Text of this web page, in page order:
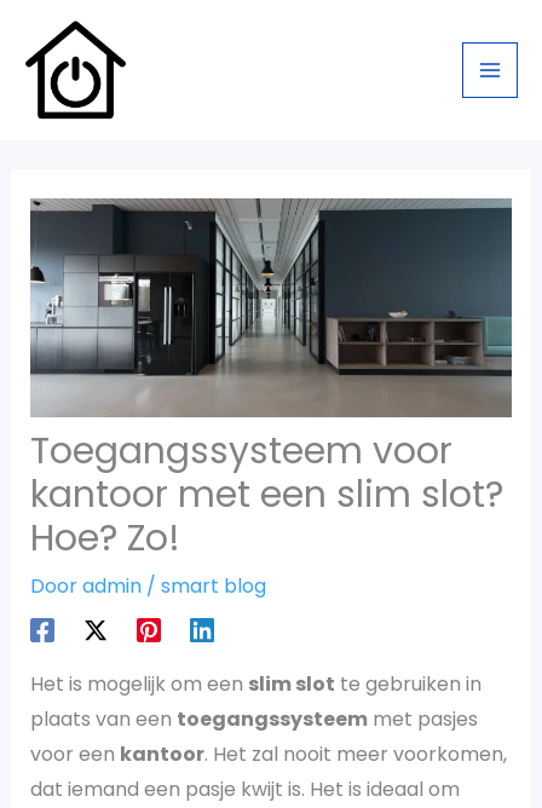
naar
inhoud
Toegangssysteem voor
kantoor met een slim slot?
Hoe? Zo!
Dooradmin / smart blog
Het is mogelijk om een slim slot te gebruiken in
plaats van een toegangssysteemmet pasjes
voor een kantoor. Het zal nooit meer voorkomen,
dat iemand een pasje kwijt is. Het is ideaal om